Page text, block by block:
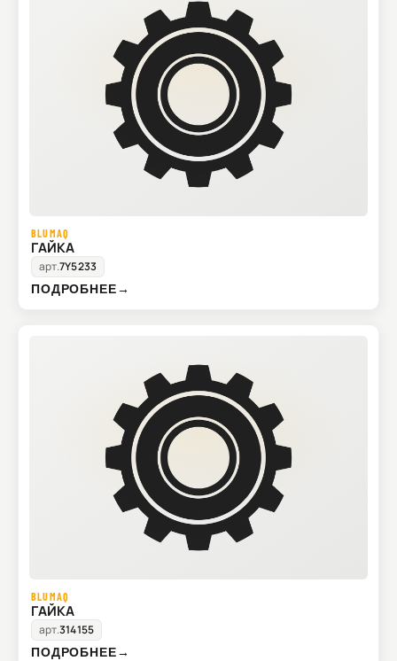
BLUMAQ
ГАЙКА
арт.7Y5233
ПОДРОБНЕЕ→
BLUMAQ
ГАЙКА
арт.314155
ПОДРОБНЕЕ→